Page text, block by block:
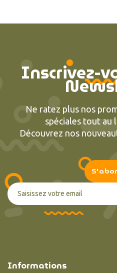
Inscrivez-
Ne ratez plus nos
spéciales tout au
Découvrez nos
Informations